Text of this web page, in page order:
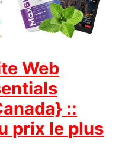
Web
::
prix le plus